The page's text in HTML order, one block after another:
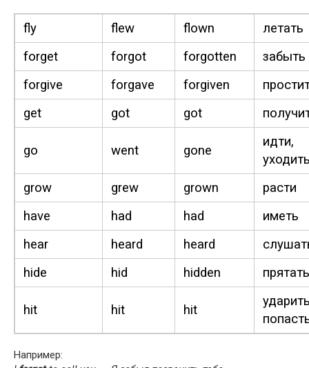
fly flew flown
летать
for­get
for­got for­got­ten
забыть
for­give
for­gave for­giv­en
get
got got
go went gone
идти,
grow
grew grown
расти
have
had had
иметь
hear
heard heard
hide
hid hid­den
hit hit hit
Например: